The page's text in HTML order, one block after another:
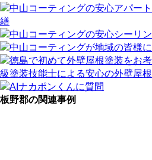
板野郡の関連事例